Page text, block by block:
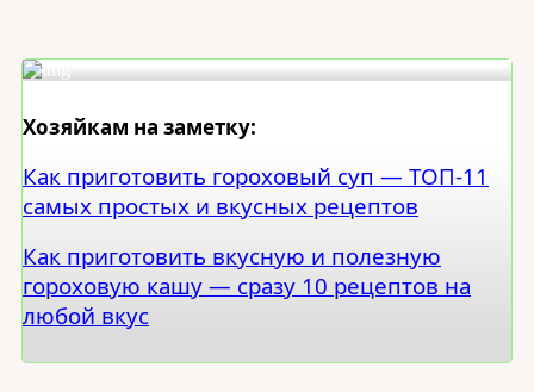
Хозяйкам на заметку:
Как приготовить гороховый суп — ТОП-11
самых простых и вкусных рецептов
Как приготовить вкусную и полезную
гороховую кашу — сразу 10 рецептов на
любой вкус